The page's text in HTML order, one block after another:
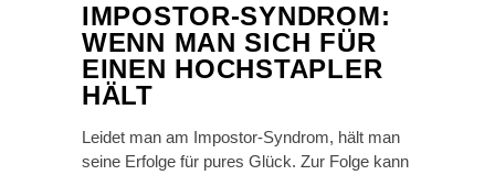
IMPOSTOR-SYNDROM:
WENN MAN SICH FÜR
EINEN HOCHSTAPLER
HÄLT
Leidet man am Impostor-Syndrom, hält man
seine Erfolge für pures Glück. Zur Folge kann